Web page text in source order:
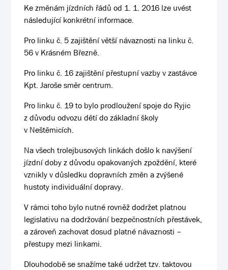
Ke změnám jízdních řádů od 1. 1. 2016 lze uvést
následující konkrétní informace.
Pro linku č. 5 zajištění větší návaznosti na linku č.
56 v Krásném Březně.
Pro linku č. 16 zajištění přestupní vazby v zastávce
Kpt. Jaroše směr centrum.
Pro linku č. 19 to bylo prodloužení spoje do Ryjic
z důvodu odvozu dětí do základní školy
v Neštěmicích.
Na všech trolejbusových linkách došlo k navýšení
jízdní doby z důvodu opakovaných zpoždění, které
vznikly v důsledku dopravních změn a zvýšené
hustoty individuální dopravy.
V rámci toho bylo nutné rovněž dodržet platnou
legislativu na dodržování bezpečnostních přestávek,
a zároveň zachovat dosud platné návaznosti –
přestupy mezi linkami.
Dlouhodobě se snažíme také udržet tzv. taktovou